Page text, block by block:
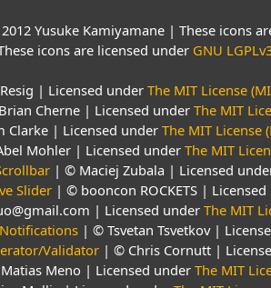
Yusuke Kamiyamane | These icons
icons are licensed under GNU
| Licensed under The MIT License
Cherne | Licensed under The MIT
Clarke | Licensed under The MIT License
Mohler | Licensed under The MIT
| © Maciej Zubala | Licensed
Slider | © booncon ROCKETS |
| Licensed under The MIT
| © Tsvetan Tsvetkov |
Validator | © Chris Cornutt |
Meno | Licensed under The MIT